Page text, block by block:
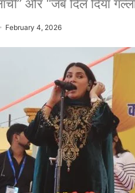
और “जब दिल दिया
February 4, 2026